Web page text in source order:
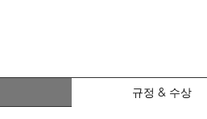
규정 & 수상